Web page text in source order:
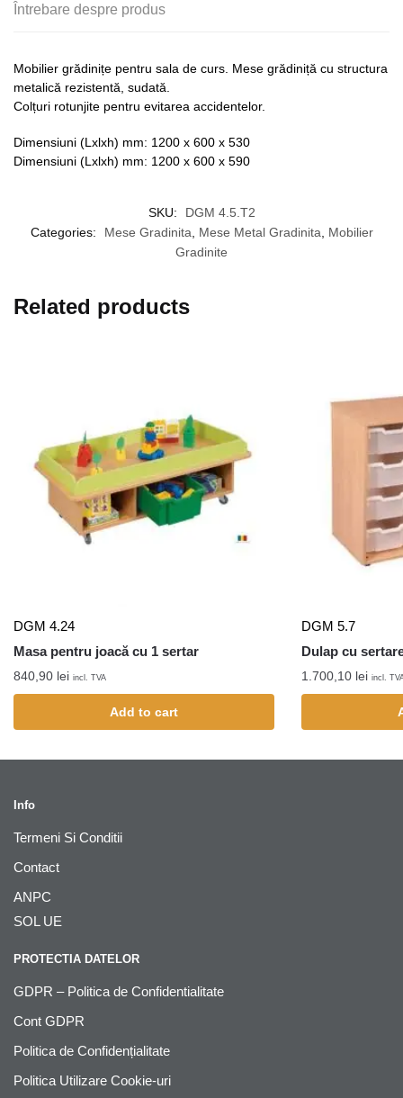
Întrebare despre produs
Mobilier grădinițe pentru sala de curs. Mese grădiniță cu structura
metalică rezistentă, sudată.
Colțuri rotunjite pentru evitarea accidentelor.
Dimensiuni (Lxlxh) mm: 1200 x 600 x 530
Dimensiuni (Lxlxh) mm: 1200 x 600 x 590
SKU:
DGM 4.5.T2
Categories:
Mese Gradinita Mese Metal Gradinita
Mobilier
Gradinite
Related products
DGM 4.24
Masa pentru joacă cu 1 sertar
840,90 lei incl. TVA
Add to cart
DGM 5.7
Dulap cu
1.700,10 lei incl.
Info
Termeni Si Conditii
Contact
ANPC
SOL UE
PROTECTIA DATELOR
GDPR – Politica de Confidentialitate
Cont GDPR
Politica de Confidențialitate
Politica Utilizare Cookie-uri